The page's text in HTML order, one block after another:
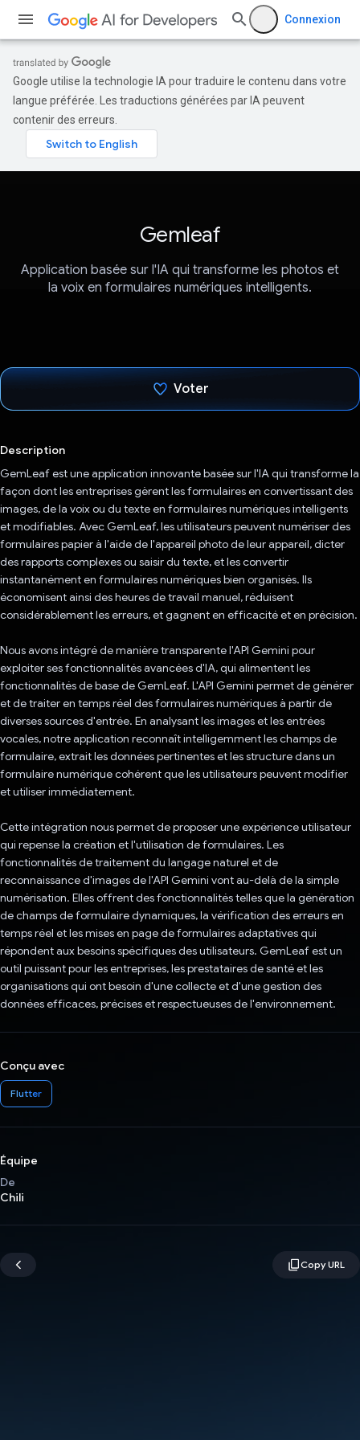
Connexion
Google utilise la technologie IA pour traduire le contenu dans votre
langue préférée. Les traductions générées par IA peuvent
contenir des erreurs.
Gemleaf
Application basée sur l'IA qui transforme les photos et
la voix en formulaires numériques intelligents.
Voter
Description
GemLeaf est une application innovante basée sur l'IA qui transforme la
façon dont les entreprises gèrent les formulaires en convertissant des
images, de la voix ou du texte en formulaires numériques intelligents
et modifiables. Avec GemLeaf, les utilisateurs peuvent numériser des
formulaires papier à l'aide de l'appareil photo de leur appareil, dicter
des rapports complexes ou saisir du texte, et les convertir
instantanément en formulaires numériques bien organisés. Ils
économisent ainsi des heures de travail manuel, réduisent
considérablement les erreurs, et gagnent en efficacité et en précision.
Nous avons intégré de manière transparente l'API Gemini pour
exploiter ses fonctionnalités avancées d'IA, qui alimentent les
fonctionnalités de base de GemLeaf. L'API Gemini permet de générer
et de traiter en temps réel des formulaires numériques à partir de
diverses sources d'entrée. En analysant les images et les entrées
vocales, notre application reconnaît intelligemment les champs de
formulaire, extrait les données pertinentes et les structure dans un
formulaire numérique cohérent que les utilisateurs peuvent modifier
et utiliser immédiatement.
Cette intégration nous permet de proposer une expérience utilisateur
qui repense la création et l'utilisation de formulaires. Les
fonctionnalités de traitement du langage naturel et de
reconnaissance d'images de l'API Gemini vont au-delà de la simple
numérisation. Elles offrent des fonctionnalités telles que la génération
de champs de formulaire dynamiques, la vérification des erreurs en
temps réel et les mises en page de formulaires adaptatives qui
répondent aux besoins spécifiques des utilisateurs. GemLeaf est un
outil puissant pour les entreprises, les prestataires de santé et les
organisations qui ont besoin d'une collecte et d'une gestion des
données efficaces, précises et respectueuses de l'environnement.
Conçu avec
Flutter
Équipe
De
Chili